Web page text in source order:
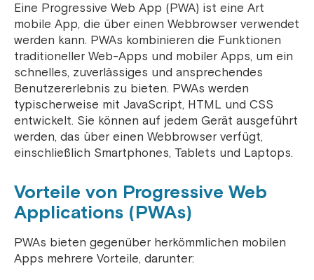
Eine Progressive Web App (PWA) ist eine Art
mobile App, die über einen Webbrowser verwendet
werden kann. PWAs kombinieren die Funktionen
traditioneller Web-Apps und mobiler Apps, um ein
schnelles, zuverlässiges und ansprechendes
Benutzererlebnis zu bieten. PWAs werden
typischerweise mit JavaScript, HTML und CSS
entwickelt. Sie können auf jedem Gerät ausgeführt
werden, das über einen Webbrowser verfügt,
einschließlich Smartphones, Tablets und Laptops.
Vorteile von Progressive Web
Applications (PWAs)
PWAs bieten gegenüber herkömmlichen mobilen
Apps mehrere Vorteile, darunter: